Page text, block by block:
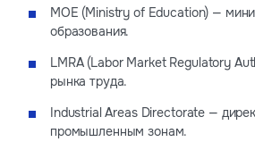
MOE (Ministry of Education) —
образования.
LMRA (Labor Market Regulatory
рынка труда.
Industrial Areas Directorate —
промышленным зонам.